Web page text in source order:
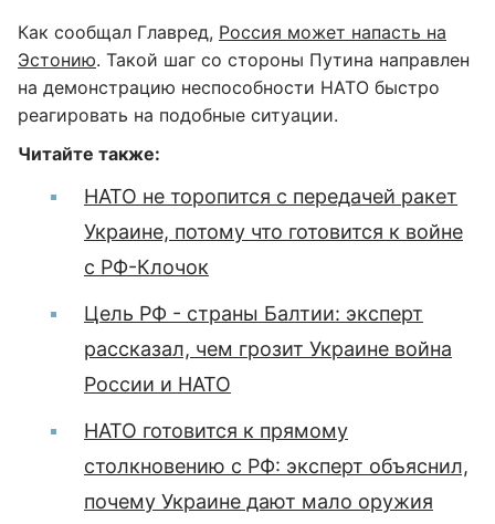
Как сообщал Главред, Россия может напасть на
Эстонию. Такой шаг со стороны Путина направлен
на демонстрацию неспособности НАТО быстро
реагировать на подобные ситуации.
Читайте также:
НАТО не торопится с передачей ракет
Украине, потому что готовится к войне
с РФ-Клочок
Цель РФ - страны Балтии: эксперт
рассказал, чем грозит Украине война
России и НАТО
НАТО готовится к прямому
столкновению с РФ: эксперт объяснил,
почему Украине дают мало оружия